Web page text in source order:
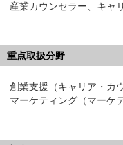
産業カウンセラー、キャ
重点取扱分野
創業支援（キャリア・カ
マーケティング（マーケ